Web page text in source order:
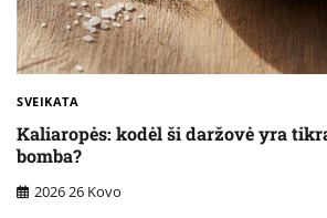
SVEIKATA
Kaliaropės: kodėl ši daržovė yra
bomba?
2026 26 Kovo